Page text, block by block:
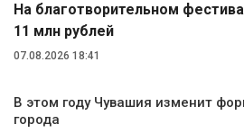
На благотворительном
11 млн рублей
07.08.2026 18:41
В этом году Чувашия изменит
города